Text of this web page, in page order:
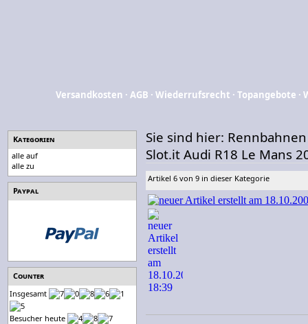
Versandkosten ·AGB ·Wiederrufsrecht ·Topangebote ·
Kategorien
alle auf
alle zu
Paypal
Counter
Insgesamt
Besucher heute
Sie sind hier: Rennbahnen
Slot.it Audi R18 Le Mans
Artikel 6 von 9 in dieser Kategorie